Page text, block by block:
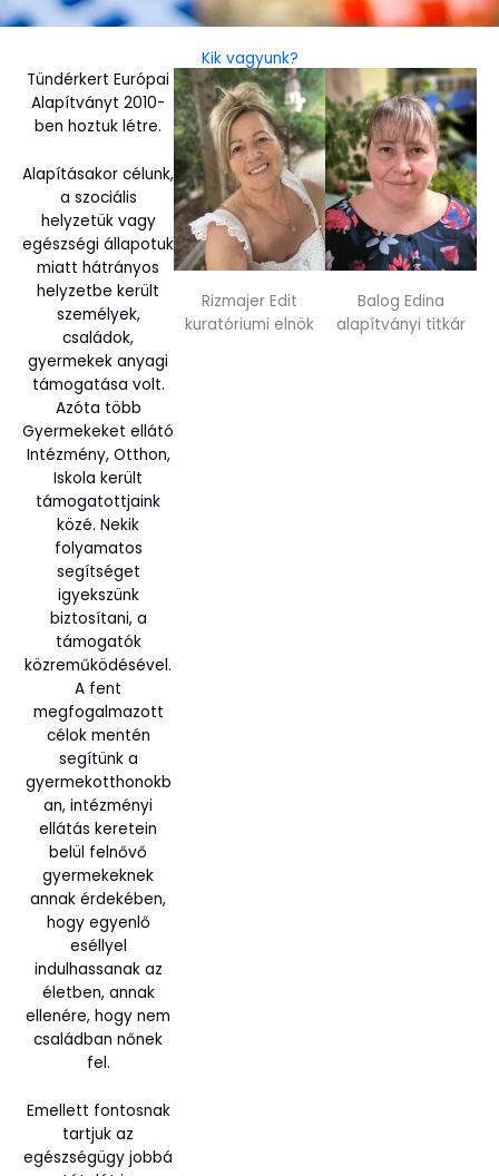
Kik vagyunk?
Tündérkert Európai
Alapítványt 2010-
ben hoztuk létre.
Alapításakor célunk,
a szociális
helyzetük vagy
egészségi állapotuk
miatt hátrányos
helyzetbe került
személyek,
családok,
gyermekek anyagi
támogatása volt.
Azóta több
Gyermekeket ellátó
Intézmény, Otthon,
Iskola került
támogatottjaink
közé. Nekik
folyamatos
segítséget
igyekszünk
biztosítani, a
támogatók
közreműködésével.
A fent
megfogalmazott
célok mentén
segítünk a
gyermekotthonokb
an, intézményi
ellátás keretein
belül felnővő
gyermekeknek
annak érdekében,
hogy egyenlő
eséllyel
indulhassanak az
életben, annak
ellenére, hogy nem
családban nőnek
fel.
Emellett fontosnak
tartjuk az
egészségügy jobbá
Rizmajer Edit
kuratóriumi elnök
Balog Edina
alapítványi titkár